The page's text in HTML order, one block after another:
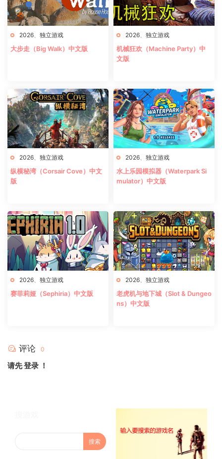
2026 独立游戏
大步走（Big Walk）中文版
2026 独立游戏
机械狂欢（Machine Party）中
文版
2026 独立游戏
纵横秘湾（Corsair Cove）中文
版
2026 独立游戏
水上乐园模拟器（Waterpark Si
mulator）中文版
2026 独立游戏
赛菲莉娅（Sephiria）中文版
2026 独立游戏
老虎机与地下城（Slot & Dungeo
ns）中文版
评论 0
请先登录 ！